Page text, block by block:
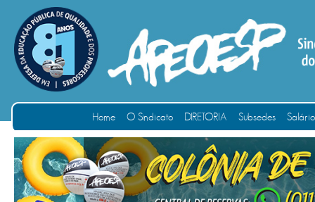
Home O Sindicato DIRETORIA Subsedes